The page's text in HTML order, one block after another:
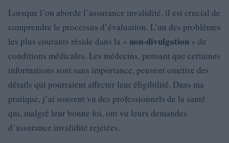
Lorsque l’on aborde l’assurance invalidité, il est crucial de
comprendre le processus d’évaluation. L’un des problèmes
les plus courants réside dans la « non-divulgation » de
conditions médicales. Les médecins, pensant que certaines
informations sont sans importance, peuvent omettre des
détails qui pourraient affecter leur éligibilité. Dans ma
pratique, j’ai souvent vu des professionnels de la santé
qui, malgré leur bonne foi, ont vu leurs demandes
d’assurance invalidité rejetées.